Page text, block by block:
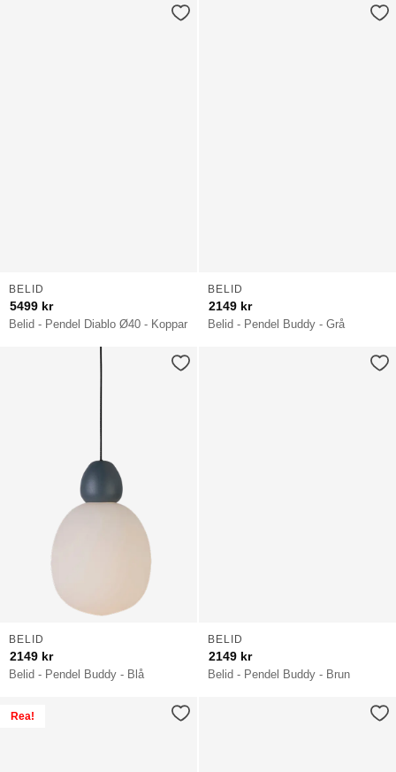
Belid - Pendel Diablo Ø40 - Koppar
BELID
5499 kr
Belid - Pendel Buddy - Grå
BELID
2149 kr
Belid - Pendel Buddy - Blå
BELID
2149 kr
Belid - Pendel Buddy - Brun
BELID
2149 kr
Rea!